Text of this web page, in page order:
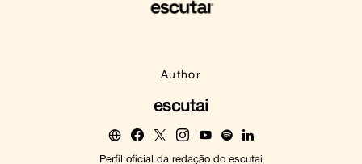
Author
escutai
Perfil oficial da redação do escutai